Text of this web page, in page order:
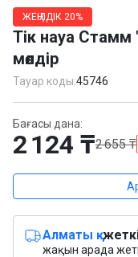
of
5
ЖЕҢІЛДІК 20%
Тік науа
мөлдір
Тауар коды:45746
Бағасы дана:
2 124 ₸2 655 ₸
Алматы қ.
жақын арада